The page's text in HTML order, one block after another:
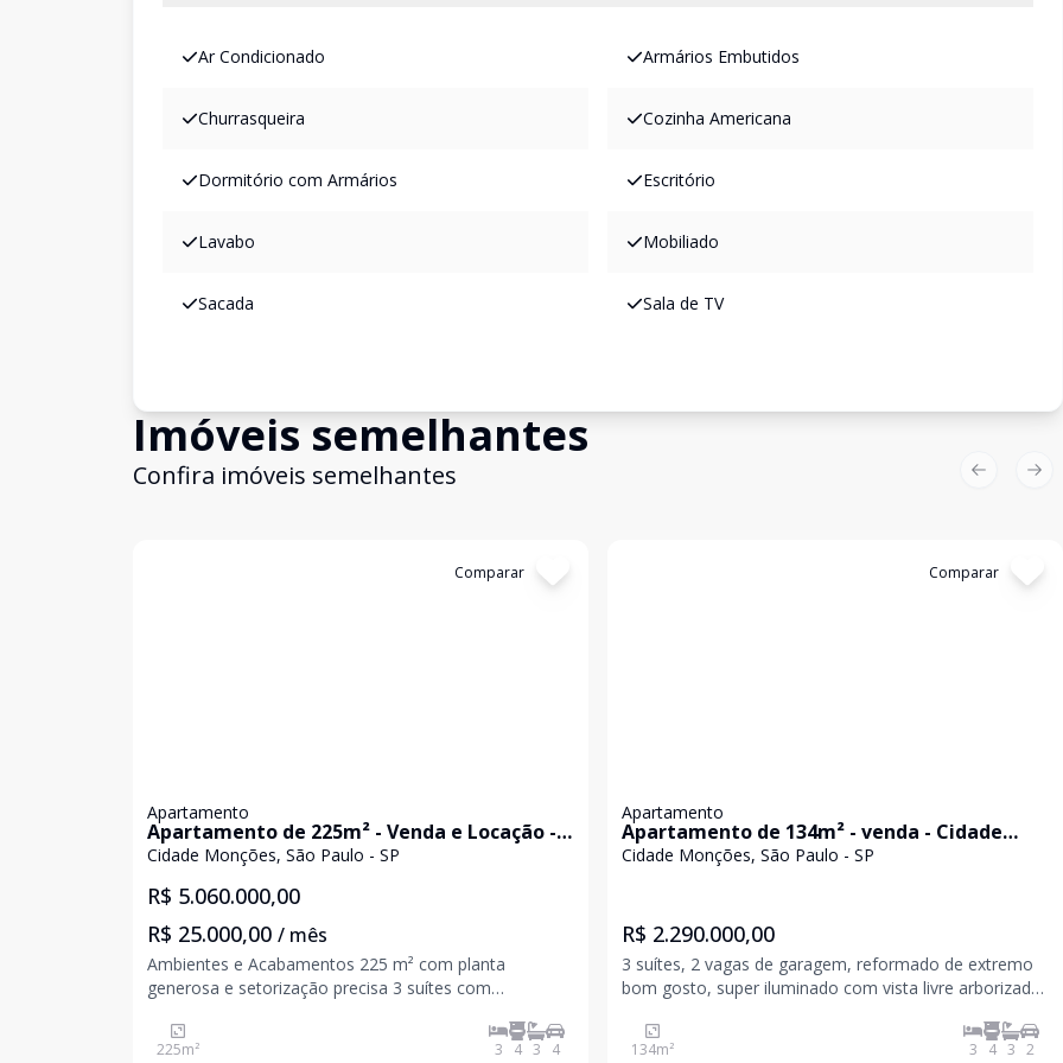
Ar Condicionado Armários Embutidos
Churrasqueira Cozinha Americana
Dormitório com Armários Escritório
Lavabo Mobiliado
Sacada Sala de TV
Imóveis semelhantes
Confira imóveis semelhantes
Comparar
Apartamento
Apartamento de 225m² - Venda e Locação -
Cidade Monções
Cidade Monções, São Paulo - SP
R$ 5.060.000,00
R$ 25.000,00 / mês
Ambientes e Acabamentos 225 m² com planta
generosa e setorização precisa 3 suítes com
banheiros com acabamentos de alto padrão Living
225m² 3 4 3 4
Comparar
Apartamento
Apartamento de 134m² - venda - Cidade
Monções
Cidade Monções, São Paulo - SP
R$ 2.290.000,00
3 suítes, 2 vagas de garagem, reformado de extremo
bom gosto, super iluminado com vista livre arborizada,
planejados de alta qualidade, ar condicionado em
134m² 3 4 3 2
Previous